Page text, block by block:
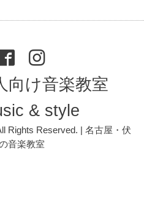
向け音楽教室
& style
Rights Reserved. | 名古屋・伏
音楽教室